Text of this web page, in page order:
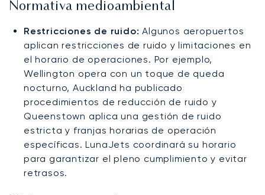
Normativa medioambiental
Restricciones de ruido: Algunos aeropuertos
aplican restricciones de ruido y limitaciones en
el horario de operaciones. Por ejemplo,
Wellington opera con un toque de queda
nocturno, Auckland ha publicado
procedimientos de reducción de ruido y
Queenstown aplica una gestión de ruido
estricta y franjas horarias de operación
específicas. LunaJets coordinará su horario
para garantizar el pleno cumplimiento y evitar
retrasos.